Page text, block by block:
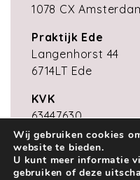
1078 CX
Praktijk Ede
Langenhorst 44
6714LT Ede
KVK
63447630
copyright
Wij gebruiken cookies
website te bieden.
U kunt meer informatie
gebruiken of deze